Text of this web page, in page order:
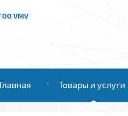
VMV
Главная Товары и услуги